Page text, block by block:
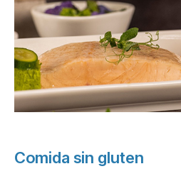
Comida sin gluten